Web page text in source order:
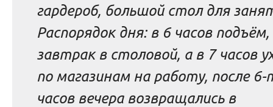
гардероб, большой стол для
Распорядок дня: в 6 часов подъём,
завтрак в столовой, а в 7 часов
по магазинам на работу, после 6-
часов вечера возвращались в